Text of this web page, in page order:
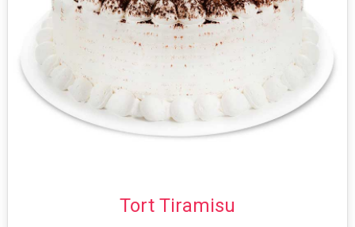
Tort Tiramisu